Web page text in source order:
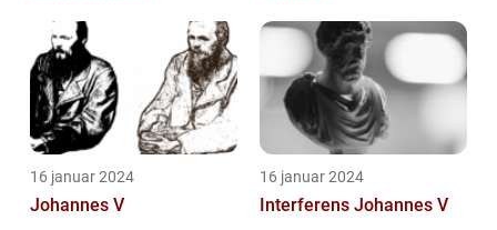
16 januar 2024
Johannes V
16 januar 2024
Interferens Johannes V